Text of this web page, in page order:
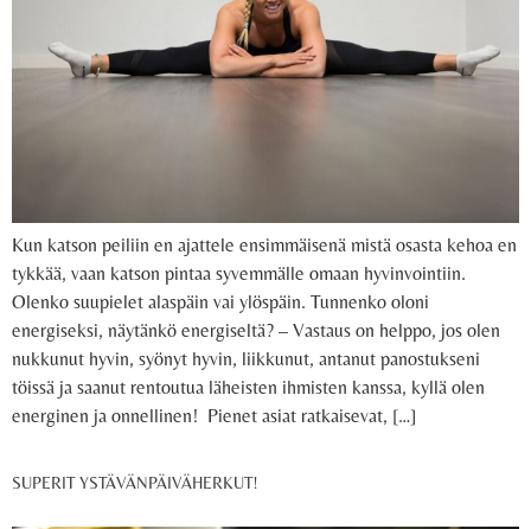
Kun katson peiliin en ajattele ensimmäisenä mistä osasta kehoa en
tykkää, vaan katson pintaa syvemmälle omaan hyvinvointiin.
Olenko suupielet alaspäin vai ylöspäin. Tunnenko oloni
energiseksi, näytänkö energiseltä? – Vastaus on helppo, jos olen
nukkunut hyvin, syönyt hyvin, liikkunut, antanut panostukseni
töissä ja saanut rentoutua läheisten ihmisten kanssa, kyllä olen
energinen ja onnellinen! Pienet asiat ratkaisevat, […]
SUPERIT YSTÄVÄNPÄIVÄHERKUT!